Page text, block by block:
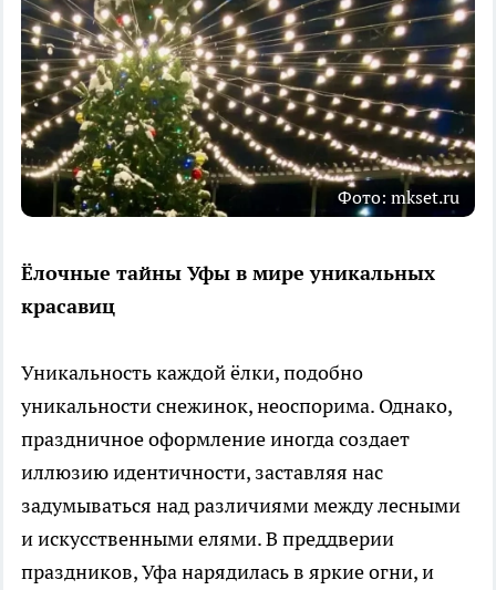
Фото: mkset.ru
Ёлочные тайны Уфы в мире уникальных
красавиц
Уникальность каждой ёлки, подобно
уникальности снежинок, неоспорима. Однако,
праздничное оформление иногда создает
иллюзию идентичности, заставляя нас
задумываться над различиями между лесными
и искусственными елями. В преддверии
праздников, Уфа нарядилась в яркие огни, и